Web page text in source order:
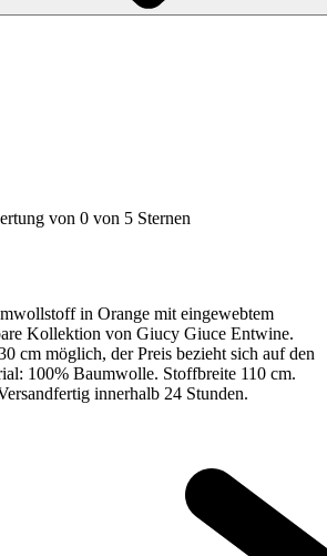
von 0 von 5 Sternen
in Orange mit eingewebtem
Kollektion von Giucy Giuce Entwine.
cm möglich, der Preis bezieht sich auf den
100% Baumwolle. Stoffbreite 110 cm.
innerhalb 24 Stunden.